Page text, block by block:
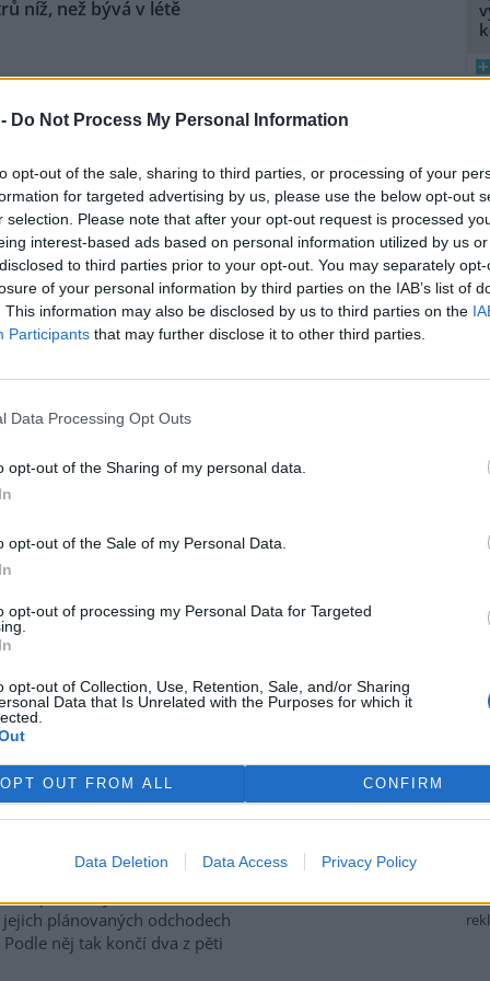
Do Not Process My Personal Information
opt-out of the sale, sharing to third parties, or processing of your
for targeted advertising by us, please use the below opt-out
selection. Please note that after your opt-out request is processed
interest-based ads based on personal information utilized by us
to third parties prior to your opt-out. You may separately
of your personal information by third parties on the IAB’s list of
This information may also be disclosed by us to third parties on the
Participants that may further disclose it to other third parties.
Data Processing Opt Outs
opt-out of the Sharing of my personal data.
opt-out of the Sale of my Personal Data.
opt-out of processing my Personal Data for Targeted
opt-out of Collection, Use, Retention, Sale, and/or Sharing
Data that Is Unrelated with the Purposes for which it
OPT OUT FROM ALL CONFIRM
Data Deletion Data Access Privacy Policy
níž, než bývá v létě
vodní nádrže Vír na
je oproti běžnému stavu v
asi o osm metrů. Z vody už
cesty. Nádrž je ale pořád
do vodáren, i když je letošní
řekl ČTK vedoucí hrázný
za postup MŽP v
radní a poslankyně Pirátů
Hoffmannová podala trestní
za postup ministerstva
Heřmanice. Vyplývá to ze
strana. Požaduje, aby
České inspekci životního
ČTK sdělila, že
nezjištěným osobám
osobám, jejichž účast na
Stanovisko
odejít z vlastní vůle,
odboru vnitřních služeb
Mrlina, vedoucí služebního
Miriam Loužecká končí na
inspekci životního prostředí
to napsal nový ředitel
plánovaných odchodech
něj tak končí dva z pěti